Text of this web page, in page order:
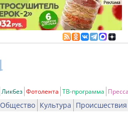
Ликбез Фотолента ТВ-программа Пресса
Общество Культура Происшествия